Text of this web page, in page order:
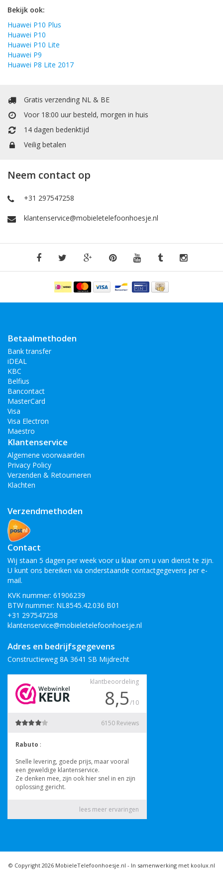
Bekijk ook:
Huawei P10 Plus
Huawei P10
Huawei P10 Lite
Huawei P9
Huawei P8 Lite 2017
Gratis verzending NL & BE
Voor 18:00 uur besteld, morgen in huis
14 dagen bedenktijd
Veilig betalen
Neem contact op
+31 297547258
klantenservice@mobieletelefoonhoesje.nl
Betaalmethoden
Bank transfer
iDEAL
KBC
Belfius
Bancontact
MasterCard
Visa
Visa Electron
Maestro
Klantenservice
Algemene voorwaarden
Privacy Policy
Verzenden & Retourneren
Klachten
Verzendmethoden
Contact
Wij staan 5 dagen per week voor u klaar om u van dienst te zijn.
U kunt ons bereiken via onderstaande contactgegevens per e-
mail.
KVK nummer: 61906239
BTW nummer: NL8545.42.036 B01
+31 297547258
klantenservice@mobieletelefoonhoesje.nl
Adres en bedrijfsgegevens
Constructieweg 8A 3641 SB Mijdrecht
© Copyright 2026 MobieleTelefoonhoesje.nl - In samenwerking met koolux.nl